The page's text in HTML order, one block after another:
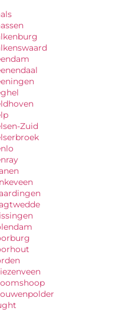
Zuid